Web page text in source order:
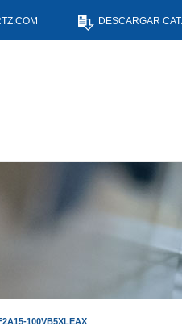
DESCARGAR
100VB5XLEAX